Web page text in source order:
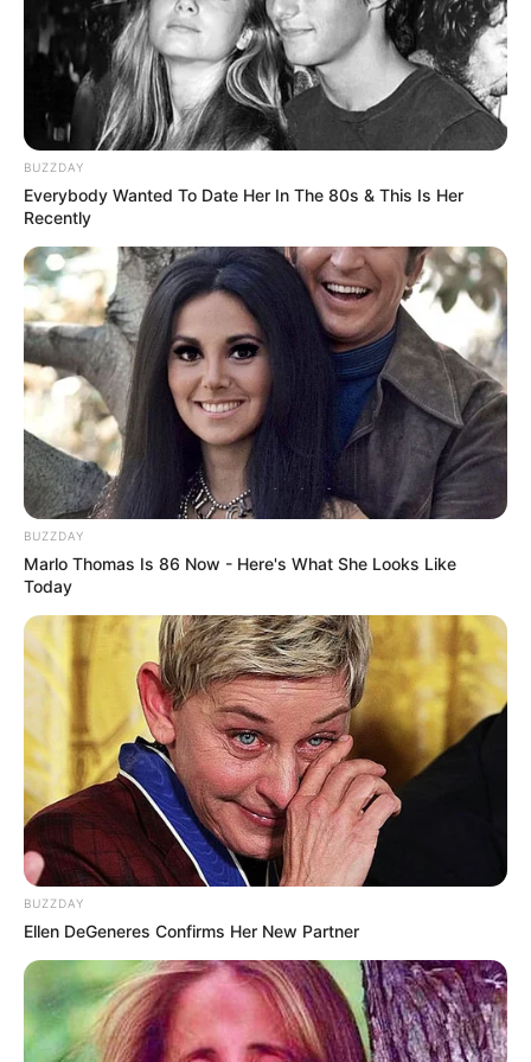
BUZZDAY
Everybody Wanted To Date Her In The 80s & This Is Her
Recently
BUZZDAY
Marlo Thomas Is 86 Now - Here's What She Looks Like
Today
BUZZDAY
Ellen DeGeneres Confirms Her New Partner